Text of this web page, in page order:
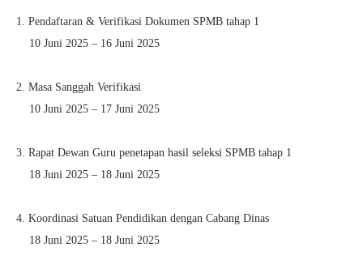
1. Pendaftaran & Verifikasi Dokumen SPMB tahap 1
10 Juni 2025 – 16 Juni 2025
2. Masa Sanggah Verifikasi
10 Juni 2025 – 17 Juni 2025
3. Rapat Dewan Guru penetapan hasil seleksi SPMB tahap 1
18 Juni 2025 – 18 Juni 2025
4. Koordinasi Satuan Pendidikan dengan Cabang Dinas
18 Juni 2025 – 18 Juni 2025